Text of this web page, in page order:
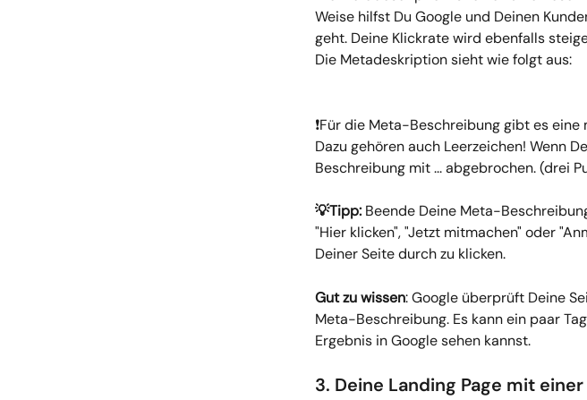
Weise hilfst Du Google und Deinen
geht. Deine Klickrate wird ebenfalls
Die Metadeskription sieht wie folgt aus:
❗Für die Meta-Beschreibung gibt es
Dazu gehören auch Leerzeichen! Wenn
Beschreibung mit ... abgebrochen. (drei
💡Tipp: Beende Deine Meta-
"Hier klicken", "Jetzt mitmachen" oder
Deiner Seite durch zu klicken.
Gut zu wissen: Google überprüft Deine
Meta-Beschreibung. Es kann ein paar
Ergebnis in Google sehen kannst.
3. Deine Landing Page mit